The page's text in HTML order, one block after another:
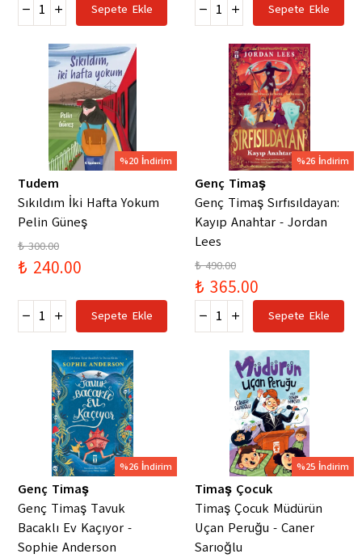
Sepete Ekle Sepete Ekle
%20 İndirim
Tudem
Sıkıldım İki Hafta Yokum
Pelin Güneş
₺ 300.00
₺ 240.00
Sepete Ekle
%26 İndirim
Genç Timaş
Genç Timaş Sırfısıldayan:
Kayıp Anahtar - Jordan
Lees
₺ 490.00
₺ 365.00
Sepete Ekle
%26 İndirim
Genç Timaş
Genç Timaş Tavuk
Bacaklı Ev Kaçıyor -
Sophie Anderson
%25 İndirim
Timaş Çocuk
Timaş Çocuk Müdürün
Uçan Peruğu - Caner
Sarıoğlu